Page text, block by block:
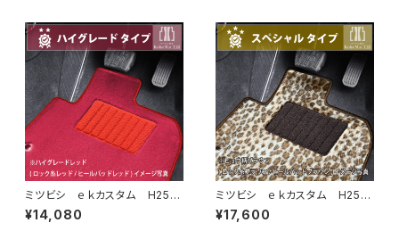
ミツビシ ｅｋカスタム H25/
6〜H31/3 B11W フロアマッ
ト一式 カーマット ハイグレー
¥14,080
ミツビシ ｅｋカスタム H25/
6〜H31/3 B11W フロアマッ
ト一式 カーマット スペシャル
¥17,600